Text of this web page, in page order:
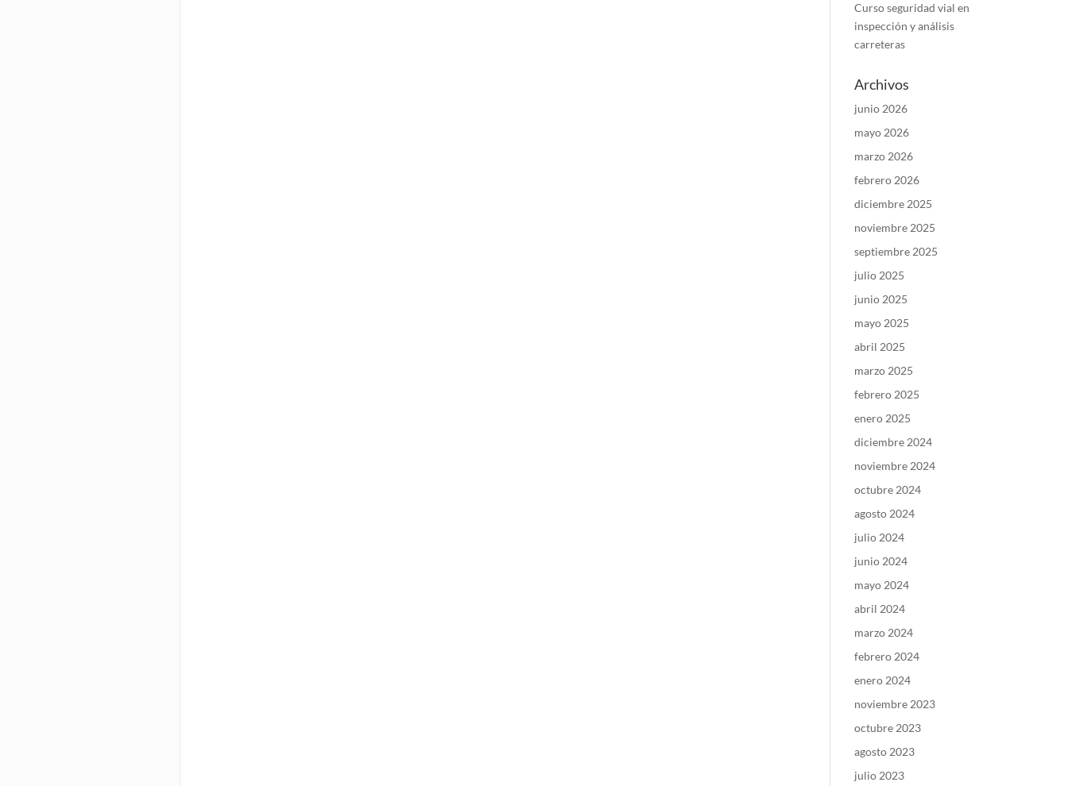
Curso seguridad vial en
inspección y análisis
carreteras
Archivos
junio 2026
mayo 2026
marzo 2026
febrero 2026
diciembre 2025
noviembre 2025
septiembre 2025
julio 2025
junio 2025
mayo 2025
abril 2025
marzo 2025
febrero 2025
enero 2025
diciembre 2024
noviembre 2024
octubre 2024
agosto 2024
julio 2024
junio 2024
mayo 2024
abril 2024
marzo 2024
febrero 2024
enero 2024
noviembre 2023
octubre 2023
agosto 2023
julio 2023